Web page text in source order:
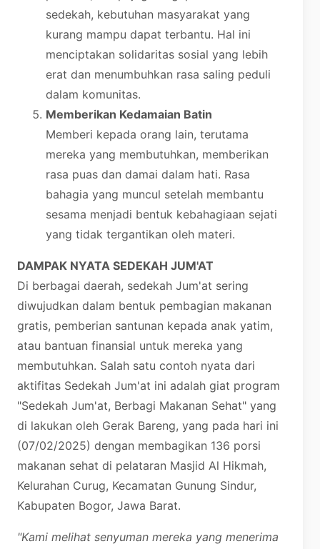
sedekah, kebutuhan masyarakat yang
kurang mampu dapat terbantu. Hal ini
menciptakan solidaritas sosial yang lebih
erat dan menumbuhkan rasa saling peduli
dalam komunitas.
Memberikan Kedamaian Batin
Memberi kepada orang lain, terutama
mereka yang membutuhkan, memberikan
rasa puas dan damai dalam hati. Rasa
bahagia yang muncul setelah membantu
sesama menjadi bentuk kebahagiaan sejati
yang tidak tergantikan oleh materi.
DAMPAK NYATA SEDEKAH JUM'AT
Di berbagai daerah, sedekah Jum'at sering
diwujudkan dalam bentuk pembagian makanan
gratis, pemberian santunan kepada anak yatim,
atau bantuan finansial untuk mereka yang
membutuhkan. Salah satu contoh nyata dari
aktifitas Sedekah Jum'at ini adalah giat program
"Sedekah Jum'at, Berbagi Makanan Sehat" yang
di lakukan oleh Gerak Bareng, yang pada hari ini
(07/02/2025) dengan membagikan 136 porsi
makanan sehat di pelataran Masjid Al Hikmah,
Kelurahan Curug, Kecamatan Gunung Sindur,
Kabupaten Bogor, Jawa Barat.
"Kami melihat senyuman mereka yang menerima